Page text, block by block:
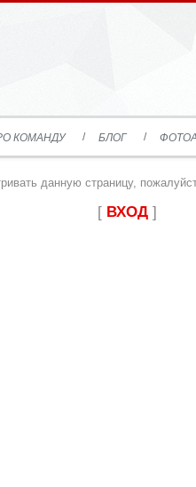
КОМАНДУ БЛОГ
данную страницу,
[ ВХОД]